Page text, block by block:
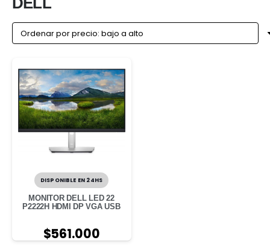
DISPONIBLE EN 24HS
MONITOR DELL LED 22
P2222H HDMI DP VGA USB
$561.000